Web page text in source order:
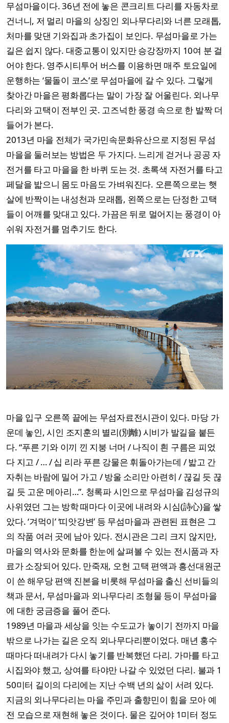
무섬마을이다. 36년 전에 놓은 콘크리트 다리를 자동차로
건너니, 저 멀리 마을의 상징인 외나무다리와 너른 모래톱,
처마를 맞댄 기와집과 초가집이 보인다. 무섬마을로 가는
길은 쉽지 않다. 대중교통이 있지만 승강장까지 10여 분 걸
어야 한다. 영주시티투어 버스를 이용하면 매주 토요일에
운행하는 ‘물돌이 코스’로 무섬마을에 갈 수 있다. 그렇게
찾아간 마을은 평화롭다는 말이 가장 잘 어울린다. 외나무
다리와 고택이 전부인 곳. 고즈넉한 풍경 속으로 한 발짝 더
들어가 본다.
2013년 마을 전체가 국가민속문화유산으로 지정된 무섬
마을을 둘러보는 방법은 두 가지다. 느리게 걷거나 공공 자
전거를 타고 마을을 한 바퀴 도는 것. 초록색 자전거를 타고
페달을 밟으니 몸도 마음도 가벼워진다. 오른쪽으로는 햇
살에 반짝이는 내성천과 모래톱, 왼쪽으로는 단정한 고택
들이 어깨를 맞대고 있다. 가끔은 뒤로 멀어지는 풍경이 아
쉬워 자전거를 멈추기도 한다.
마을 입구 오른쪽 끝에는 무섬자료전시관이 있다. 마당 가
운데 놓인, 시인 조지훈의 별리(別離) 시비가 발길을 붙든
다. “푸른 기와 이끼 낀 지붕 너머 / 나직이 흰 구름은 피었
다 지고 / … / 십 리라 푸른 강물은 휘돌아가는데 / 밟고 간
자취는 바람에 밀어 가고 / 방울 소리만 아련히 / 끊길 듯 끊
길 듯 고운 메아리…”. 청록파 시인으로 무섬마을 김성규의
사위였던 그는 방학 때마다 이곳에 내려와 시심(詩心)을 쌓
았다. ‘겨먹이’ ‘띠앗강변’ 등 무섬마을과 관련된 표현은 그
의 작품 여러 곳에 남아 있다. 전시관은 그리 크지 않지만,
마을의 역사와 문화를 한눈에 살펴볼 수 있는 전시품과 자
료가 소장되어 있다. 만죽재, 오헌 고택 편액과 흥선대원군
이 쓴 해우당 편액 진본을 비롯해 무섬마을 출신 선비들의
책과 문서, 무섬마을과 외나무다리 조형물 등이 무섬마을
에 대한 궁금증을 풀어 준다.
1989년 마을과 세상을 잇는 수도교가 놓이기 전까지 마을
밖으로 나가는 길은 오직 외나무다리뿐이었다. 매년 홍수
때마다 떠내려가 다시 놓기를 반복했던 다리. 가마를 타고
시집와야 했고, 상여를 타야만 나갈 수 있었던 다리. 불과 1
50미터 길이의 다리에는 지난 수백 년의 삶이 서려 있다.
지금의 외나무다리는 마을 주민과 출향민이 힘을 모아 예
전 모습으로 재현해 놓은 것이다. 물은 깊어야 1미터 정도